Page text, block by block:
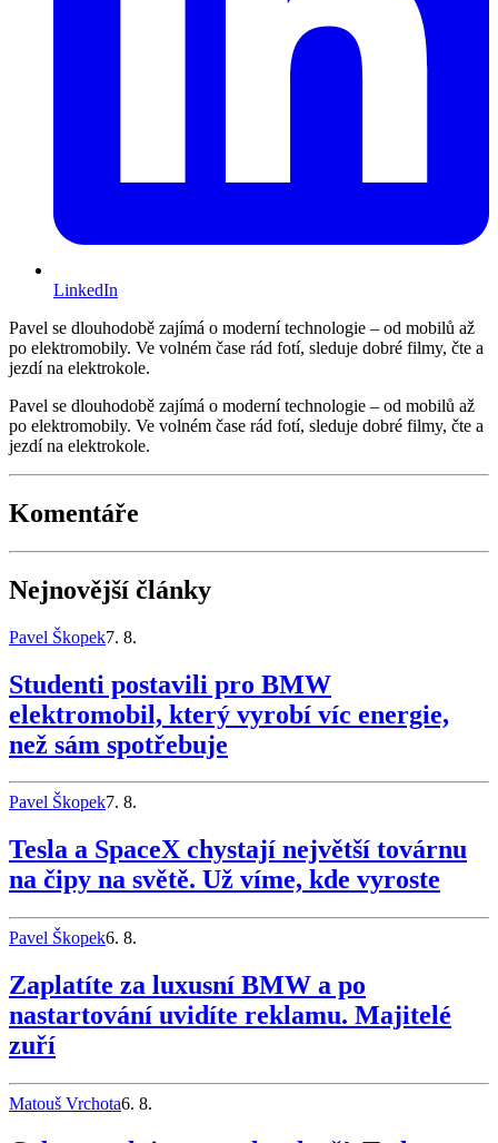
LinkedIn
Pavel se dlouhodobě zajímá o moderní technologie – od mobilů až
po elektromobily. Ve volném čase rád fotí, sleduje dobré filmy, čte a
jezdí na elektrokole.
Pavel se dlouhodobě zajímá o moderní technologie – od mobilů až
po elektromobily. Ve volném čase rád fotí, sleduje dobré filmy, čte a
jezdí na elektrokole.
Komentáře
Nejnovější články
Pavel Škopek7. 8.
Studenti postavili pro BMW
elektromobil, který vyrobí víc energie,
než sám spotřebuje
Pavel Škopek7. 8.
Tesla a SpaceX chystají největší továrnu
na čipy na světě. Už víme, kde vyroste
Pavel Škopek6. 8.
Zaplatíte za luxusní BMW a po
nastartování uvidíte reklamu. Majitelé
zuří
Matouš Vrchota6. 8.